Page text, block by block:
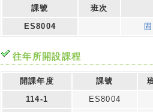
課號 班次
ES8004
往年所開設課程
開課年度 課號
114-1
ES8004